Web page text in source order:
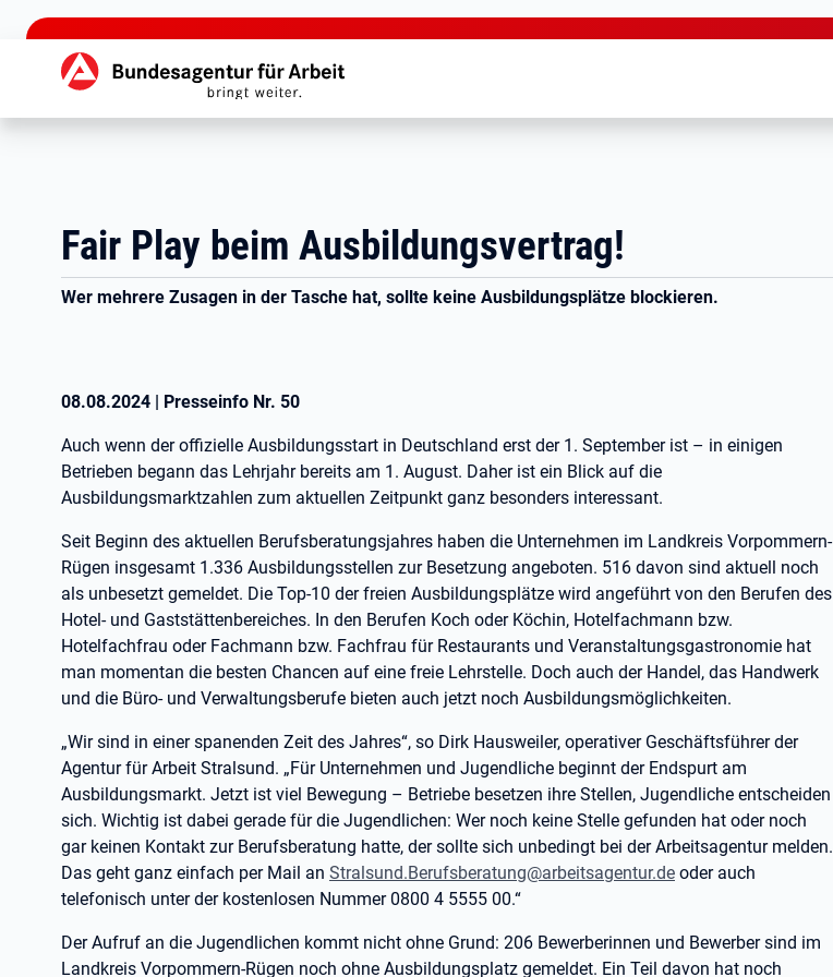
zu den Hauptinhalten springen
Hauptnavigation
Fair Play beim Ausbildungsvertrag!
Wer mehrere Zusagen in der Tasche hat, sollte keine Ausbildungsplätze blockieren.
08.08.2024 | Presseinfo Nr. 50
Auch wenn der offizielle Ausbildungsstart in Deutschland erst der 1. September ist – in einigen
Betrieben begann das Lehrjahr bereits am 1. August. Daher ist ein Blick auf die
Ausbildungsmarktzahlen zum aktuellen Zeitpunkt ganz besonders interessant.
Seit Beginn des aktuellen Berufsberatungsjahres haben die Unternehmen im Landkreis Vorpommern-
Rügen insgesamt 1.336 Ausbildungsstellen zur Besetzung angeboten. 516 davon sind aktuell noch
als unbesetzt gemeldet. Die Top-10 der freien Ausbildungsplätze wird angeführt von den Berufen des
Hotel- und Gaststättenbereiches. In den Berufen Koch oder Köchin, Hotelfachmann bzw.
Hotelfachfrau oder Fachmann bzw. Fachfrau für Restaurants und Veranstaltungsgastronomie hat
man momentan die besten Chancen auf eine freie Lehrstelle. Doch auch der Handel, das Handwerk
und die Büro- und Verwaltungsberufe bieten auch jetzt noch Ausbildungsmöglichkeiten.
„Wir sind in einer spanenden Zeit des Jahres“, so Dirk Hausweiler, operativer Geschäftsführer der
Agentur für Arbeit Stralsund. „Für Unternehmen und Jugendliche beginnt der Endspurt am
Ausbildungsmarkt. Jetzt ist viel Bewegung – Betriebe besetzen ihre Stellen, Jugendliche entscheiden
sich. Wichtig ist dabei gerade für die Jugendlichen: Wer noch keine Stelle gefunden hat oder noch
gar keinen Kontakt zur Berufsberatung hatte, der sollte sich unbedingt bei der Arbeitsagentur melden.
Das geht ganz einfach per Mail an Stralsund.Berufsberatung@arbeitsagentur.de oder auch
telefonisch unter der kostenlosen Nummer 0800 4 5555 00.“
Der Aufruf an die Jugendlichen kommt nicht ohne Grund: 206 Bewerberinnen und Bewerber sind im
Landkreis Vorpommern-Rügen noch ohne Ausbildungsplatz gemeldet. Ein Teil davon hat noch